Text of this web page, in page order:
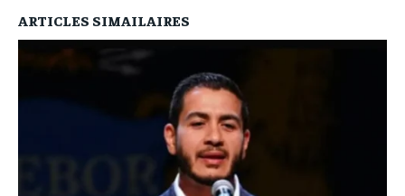
ARTICLES SIMAILAIRES